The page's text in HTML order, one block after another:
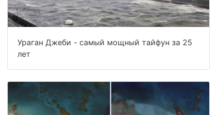
Ураган Джеби - самый мощный тайфун за 25
лет